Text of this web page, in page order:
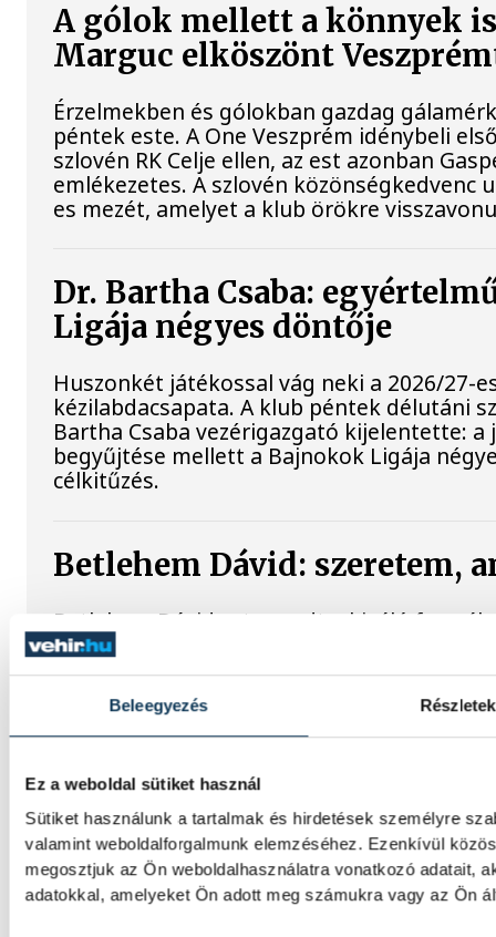
Beleegyezés Részletek
Ez a weboldal sütiket használ
Sütiket használunk a tartalmak és hirdetések személyre
valamint weboldalforgalmunk elemzéséhez. Ezenkívül
megosztjuk az Ön weboldalhasználatra vonatkozó adatait,
adatokkal, amelyeket Ön adott meg számukra vagy az Ön
A gólok mellett a könnyek
Marguc elköszönt
Érzelmekben és gólokban gazdag
péntek este. A One Veszprém idénybeli
szlovén RK Celje ellen, az est azonban
emlékezetes. A szlovén
es mezét, amelyet a klub örökre
Dr. Bartha Csaba:
Ligája négyes döntője
Huszonkét játékossal vág neki a 2026/27-
kézilabdacsapata. A klub péntek délutáni
Bartha Csaba vezérigazgató kijelentette:
begyűjtése mellett a Bajnokok Ligája
célkitűzés.
Betlehem Dávid: szeretem,
Betlehem Dávid azt mondta, kiváló
pedig azt tartja, hogy szereti, amit csinál.
magyar küldöttség első aranyérmét
bajnokságon azzal, hogy megnyerte a
Betlehem Dávid Európa-
versenyben!
Betlehem Dávid aranyérmet nyert
kieséses versenyszámában a párizsi